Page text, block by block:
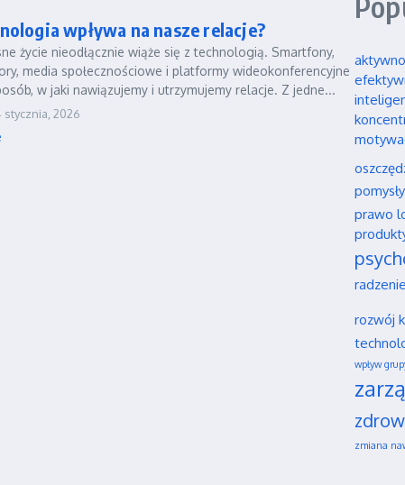
wpływa na nasze relacje?
życie nieodłącznie wiąże się z technologią. Smartfony,
media społecznościowe i platformy wideokonferencyjne
w jaki nawiązujemy i utrzymujemy relacje. Z jedne...
stycznia, 2026
prawo
rozwój
wpływ
zmiana